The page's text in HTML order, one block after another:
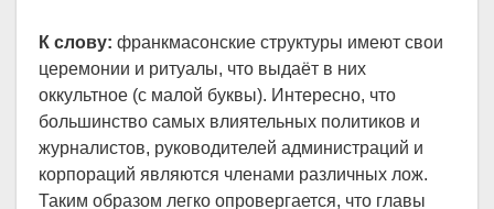
К слову: франкмасонские структуры имеют свои
церемонии и ритуалы, что выдаёт в них
оккультное (с малой буквы). Интересно, что
большинство самых влиятельных политиков и
журналистов, руководителей администраций и
корпораций являются членами различных лож.
Таким образом легко опровергается, что главы